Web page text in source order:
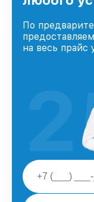
По
на весь прайс